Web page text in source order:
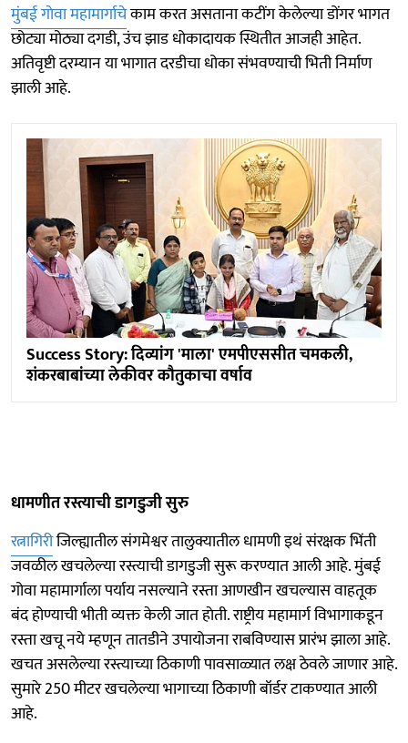
मुंबई गाेवा महामार्गाचेकाम करत असताना कटींग केलेल्या डोंगर भागत
छोट्या मोठ्या दगडी, उंच झाड धोकादायक स्थितीत आजही आहेत.
अतिवृष्टी दरम्यान या भागात दरडीचा धोका संभवण्याची भिती निर्माण
झाली आहे.
Success Story: दिव्यांग 'माला' एमपीएससीत चमकली,
शंकरबाबांच्या लेकीवर काैतुकाचा वर्षाव
धामणीत रस्त्याची डागडुजी सुरु
रत्नागिरीजिल्ह्यातील संगमेश्वर तालुक्यातील धामणी इथं संरक्षक भिंती
जवळील खचलेल्या रस्त्याची डागडुजी सुरू करण्यात आली आहे. मुंबई
गोवा महामार्गाला पर्याय नसल्याने रस्ता आणखीन खचल्यास वाहतूक
बंद होण्याची भीती व्यक्त केली जात हाेती. राष्ट्रीय महामार्ग विभागाकडून
रस्ता खचू नये म्हणून तातडीने उपायोजना राबविण्यास प्रारंभ झाला आहे.
खचत असलेल्या रस्त्याच्या ठिकाणी पावसाळ्यात लक्ष ठेवले जाणार आहे.
सुमारे 250 मीटर खचलेल्या भागाच्या ठिकाणी बॉर्डर टाकण्यात आली
आहे.